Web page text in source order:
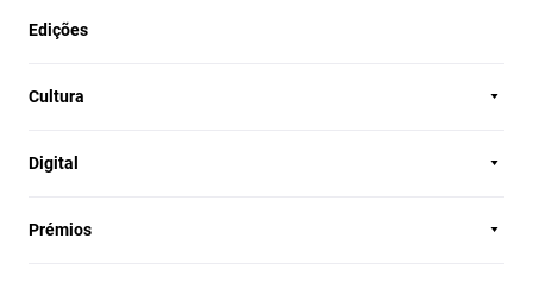
Edições
Cultura
Digital
Prémios